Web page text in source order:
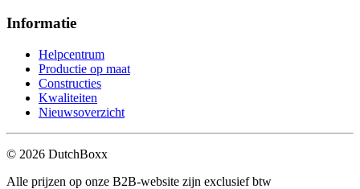
Informatie
Helpcentrum
Productie op maat
Constructies
Kwaliteiten
Nieuwsoverzicht
© 2026 DutchBoxx
Alle prijzen op onze B2B-website zijn exclusief btw